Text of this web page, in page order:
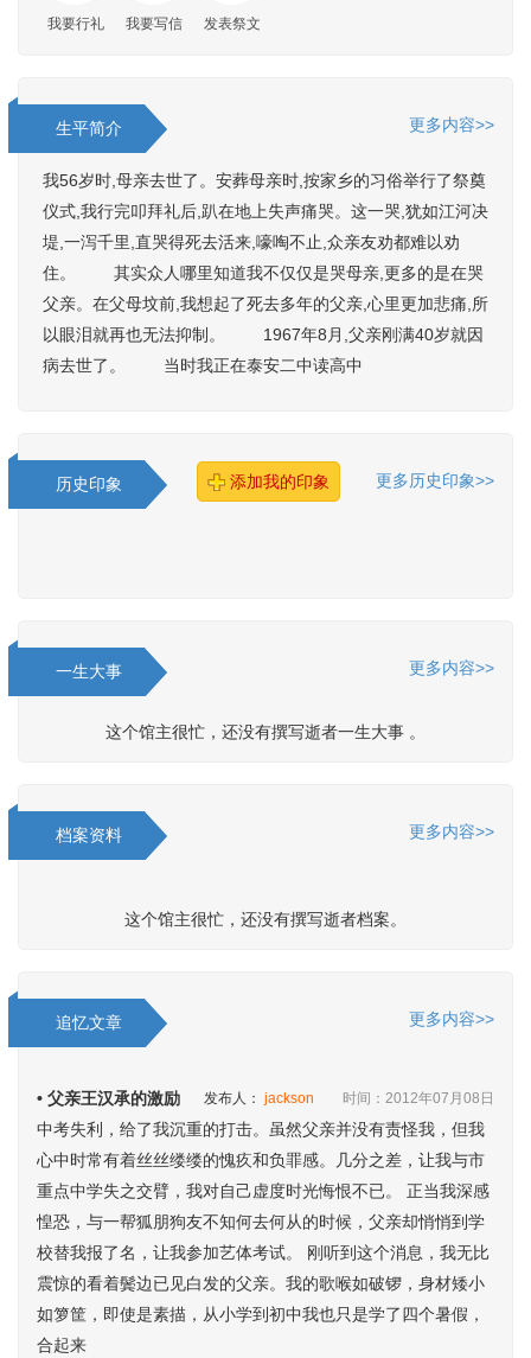
我要行礼 我要写信 发表祭文
生平简介 更多内容>>
我56岁时,母亲去世了。安葬母亲时,按家乡的习俗举行了祭奠
仪式,我行完叩拜礼后,趴在地上失声痛哭。这一哭,犹如江河决
堤,一泻千里,直哭得死去活来,嚎啕不止,众亲友劝都难以劝
住。 其实众人哪里知道我不仅仅是哭母亲,更多的是在哭
父亲。在父母坟前,我想起了死去多年的父亲,心里更加悲痛,所
以眼泪就再也无法抑制。 1967年8月,父亲刚满40岁就因
病去世了。 当时我正在泰安二中读高中
历史印象 添加我的印象 更多历史印象>>
一生大事 更多内容>>
这个馆主很忙，还没有撰写逝者一生大事 。
档案资料 更多内容>>
这个馆主很忙，还没有撰写逝者档案。
追忆文章 更多内容>>
• 父亲王汉承的激励 发布人： jackson 时间：2012年07月08日
中考失利，给了我沉重的打击。虽然父亲并没有责怪我，但我
心中时常有着丝丝缕缕的愧疚和负罪感。几分之差，让我与市
重点中学失之交臂，我对自己虚度时光悔恨不已。 正当我深感
惶恐，与一帮狐朋狗友不知何去何从的时候，父亲却悄悄到学
校替我报了名，让我参加艺体考试。 刚听到这个消息，我无比
震惊的看着鬓边已见白发的父亲。我的歌喉如破锣，身材矮小
如箩筐，即使是素描，从小学到初中我也只是学了四个暑假，
合起来